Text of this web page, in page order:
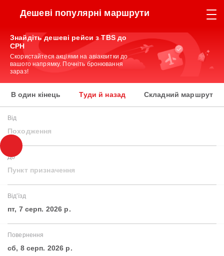
Дешеві популярні маршрути
Знайдіть дешеві рейси з TBS до
CPH
Скористайтеся акціями на авіаквитки до
вашого напрямку. Почніть бронювання
зараз!
В один кінець Туди й назад Складний маршрут
Від
Походження
До
Пункт призначення
Від'їзд
пт, 7 серп. 2026 р.
Повернення
сб, 8 серп. 2026 р.